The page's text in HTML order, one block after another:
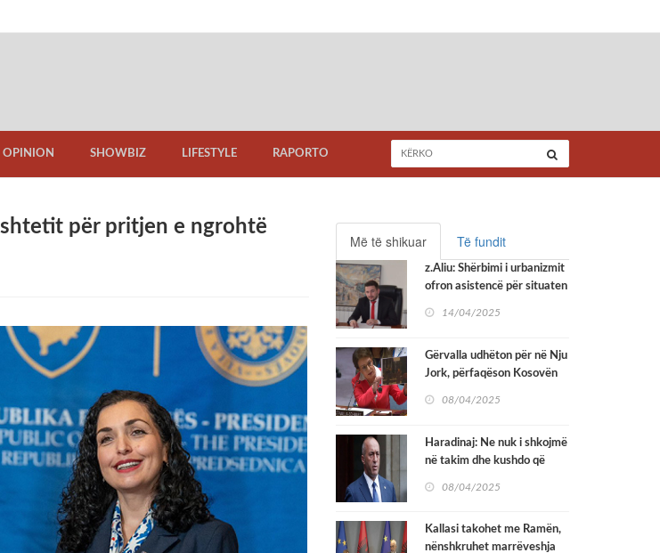
OPINION SHOWBIZ LIFESTYLE RAPORTO
për pritjen e ngrohtë
Më të shikuar Të fundit
z.Aliu: Shërbimi i urbanizmit
ofron asistencë për situaten
14/04/2025
Gërvalla udhëton për në Nju
Jork, përfaqëson Kosovën
08/04/2025
Haradinaj: Ne nuk i shkojmë
në takim dhe kushdo që
08/04/2025
Kallasi takohet me Ramën,
nënshkruhet marrëveshja